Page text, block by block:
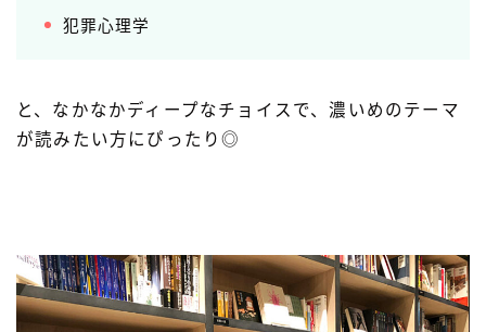
犯罪心理学
と、なかなかディープなチョイスで、濃いめのテーマ
が読みたい方にぴったり◎